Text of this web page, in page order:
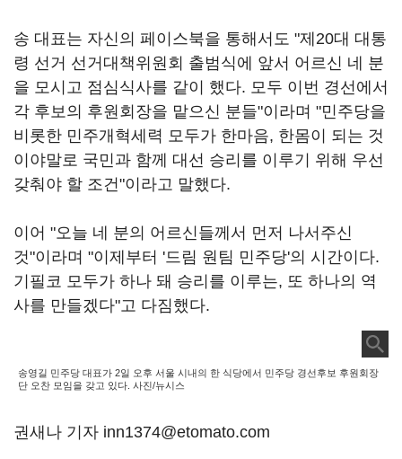
송 대표는 자신의 페이스북을 통해서도 "제20대 대통
령 선거 선거대책위원회 출범식에 앞서 어르신 네 분
을 모시고 점심식사를 같이 했다. 모두 이번 경선에서
각 후보의 후원회장을 맡으신 분들"이라며 "민주당을
비롯한 민주개혁세력 모두가 한마음, 한몸이 되는 것
이야말로 국민과 함께 대선 승리를 이루기 위해 우선
갖춰야 할 조건"이라고 말했다.
이어 "오늘 네 분의 어르신들께서 먼저 나서주신
것"이라며 "이제부터 '드림 원팀 민주당'의 시간이다.
기필코 모두가 하나 돼 승리를 이루는, 또 하나의 역
사를 만들겠다"고 다짐했다.
송영길 민주당 대표가 2일 오후 서울 시내의 한 식당에서 민주당 경선후보 후원회장
단 오찬 모임을 갖고 있다. 사진/뉴시스
권새나 기자 inn1374@etomato.com